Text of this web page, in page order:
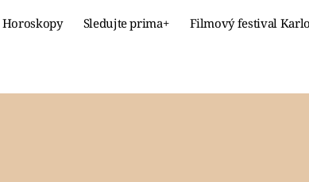
Horoskopy Sledujte prima+ Filmový festival